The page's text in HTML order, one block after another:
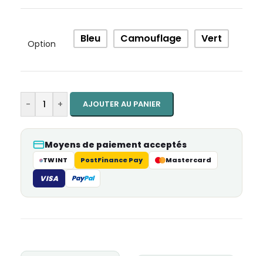
Option Bleu Camouflage Vert
- + AJOUTER AU PANIER
Moyens de paiement acceptés
TWINT PostFinance Pay Mastercard
VISA PayPal